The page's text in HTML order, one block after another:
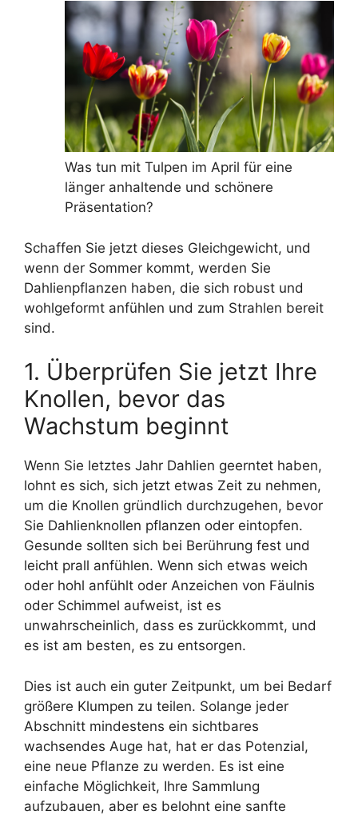
Was tun mit Tulpen im April für eine
länger anhaltende und schönere
Präsentation?
Schaffen Sie jetzt dieses Gleichgewicht, und
wenn der Sommer kommt, werden Sie
Dahlienpflanzen haben, die sich robust und
wohlgeformt anfühlen und zum Strahlen bereit
sind.
1. Überprüfen Sie jetzt Ihre
Knollen, bevor das
Wachstum beginnt
Wenn Sie letztes Jahr Dahlien geerntet haben,
lohnt es sich, sich jetzt etwas Zeit zu nehmen,
um die Knollen gründlich durchzugehen, bevor
Sie Dahlienknollen pflanzen oder eintopfen.
Gesunde sollten sich bei Berührung fest und
leicht prall anfühlen. Wenn sich etwas weich
oder hohl anfühlt oder Anzeichen von Fäulnis
oder Schimmel aufweist, ist es
unwahrscheinlich, dass es zurückkommt, und
es ist am besten, es zu entsorgen.
Dies ist auch ein guter Zeitpunkt, um bei Bedarf
größere Klumpen zu teilen. Solange jeder
Abschnitt mindestens ein sichtbares
wachsendes Auge hat, hat er das Potenzial,
eine neue Pflanze zu werden. Es ist eine
einfache Möglichkeit, Ihre Sammlung
aufzubauen, aber es belohnt eine sanfte